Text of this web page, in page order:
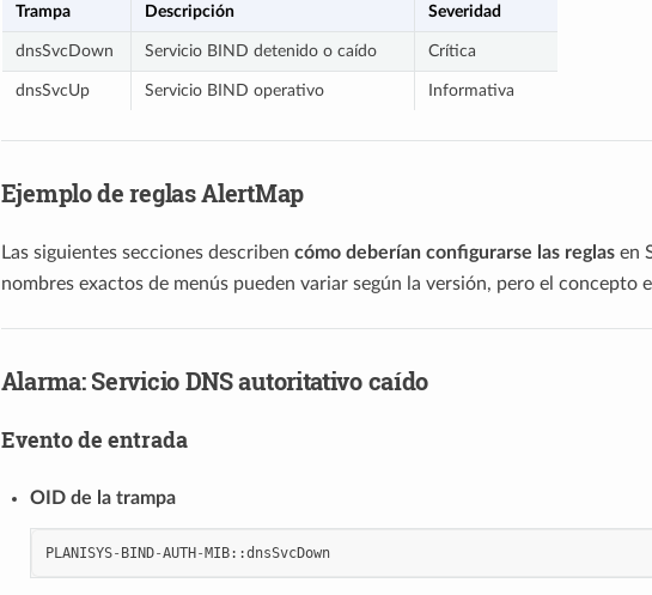
Trampa Descripción Severidad
dnsSvcDown Servicio BIND detenido o caído Crítica
dnsSvcUp Servicio BIND operativo Informativa
Ejemplo de reglas AlertMap
Las siguientes secciones describen cómo deberían configurarse las reglasen
nombres exactos de menús pueden variar según la versión, pero el concepto
Alarma: Servicio DNS autoritativo caído
Evento de entrada
OID de la trampa
PLANISYS- BIND-AUTH-MIB::dnsSvcDown